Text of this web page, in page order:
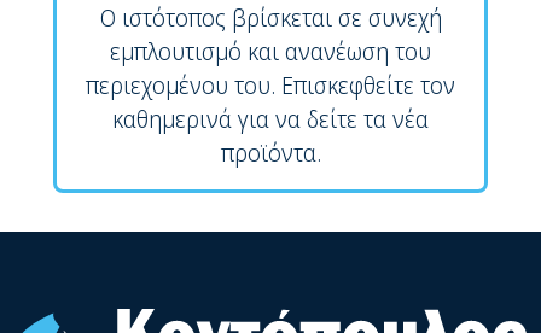
Ο ιστότοπος βρίσκεται σε συνεχή
εμπλουτισμό και ανανέωση του
περιεχομένου του. Επισκεφθείτε τον
καθημερινά για να δείτε τα νέα
προϊόντα.